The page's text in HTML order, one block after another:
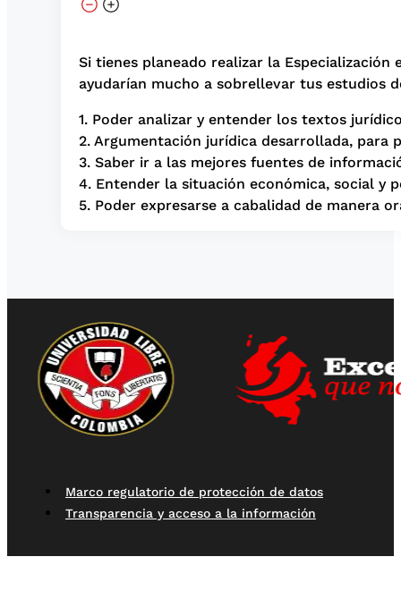
Si tienes planeado realizar la
ayudarían mucho a sobrellevar tus estudios
1. Poder analizar y entender los textos
2. Argumentación jurídica desarrollada, para
3. Saber ir a las mejores fuentes de
4. Entender la situación económica, social y
5. Poder expresarse a cabalidad de manera
Marco regulatorio de protección de datos
Transparencia y acceso a la información